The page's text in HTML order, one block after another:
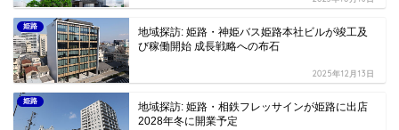
姫路
地域探訪: 姫路・神姫バス姫路本社ビルが竣工及
び稼働開始 成長戦略への布石
2025年12月13日
姫路
地域探訪: 姫路・相鉄フレッサインが姫路に出店
2028年冬に開業予定